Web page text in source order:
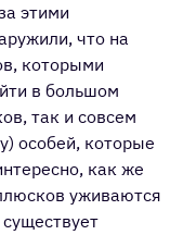
этими
что на
которыми
в большом
так и совсем
особей, которые
как же
уживаются